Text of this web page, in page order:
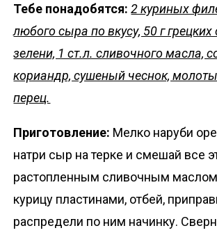
Тебе понадобятся:2 куриных
любого сыра по вкусу, 50 г грецких
зелени, 1 ст.л. сливочного масла,
кориандр, сушеный чеснок,
перец.
Приготовление: Мелко наруби
натри сыр на терке и смешай все
растопленным сливочным
курицу пластинами, отбей,
распредели по ним начинку.